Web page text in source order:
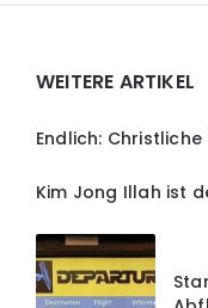
WEITERE ARTIKEL
Endlich:
Kim Jong Illah ist